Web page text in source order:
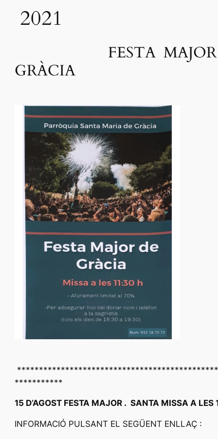
2021
FESTA MAJOR
GRÀCIA
***********
15 D’AGOST FESTA MAJOR . SANTA MISSA A LES
INFORMACIÓ PULSANT EL SEGÜENT ENLLAÇ :